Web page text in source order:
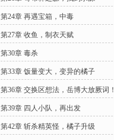
第24章 再遇宝箱，中毒
第27章 收鱼，制衣天赋
第30章 毒杀
第33章 饭量变大，变异的橘子
第36章 交换区想法，岳博大放厥词！
第39章 四人小队，再出发
第42章 斩杀精英怪，橘子升级